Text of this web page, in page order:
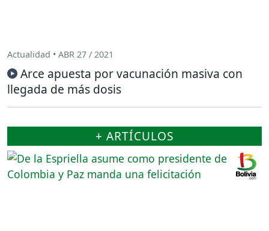
Actualidad • ABR 27 / 2021
Arce apuesta por vacunación masiva con
llegada de más dosis
+ ARTÍCULOS